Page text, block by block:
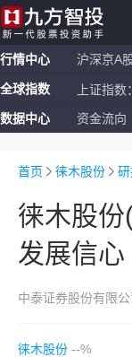
行情中心 沪深京A
全球指数 上证指数：
恒生指数：
数据中心 资金流向
首页 徕木股份
徕木股
发展信心
中泰证券股份有限公
徕木股份 --%